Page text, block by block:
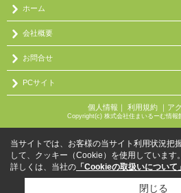
ホーム
会社概要
お問合せ
PCサイト
個人情報 ｜ 利用規約｜ ア
Copyright(c) 株式会社住まいるーむ情報
当サイトでは、お客様の当サイト利用状況把
して、クッキー（Cookie）を使用しています。
詳しくは、当社の 「Cookieの取扱いについて」
閉じる